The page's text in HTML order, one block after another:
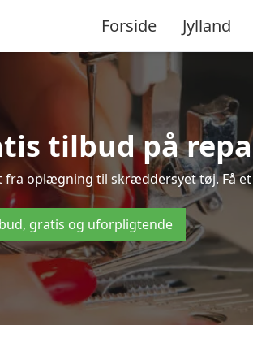
Forside Jylland
tilbud på
fra oplægning til skræddersyet tøj. Få
gratis og uforpligtende